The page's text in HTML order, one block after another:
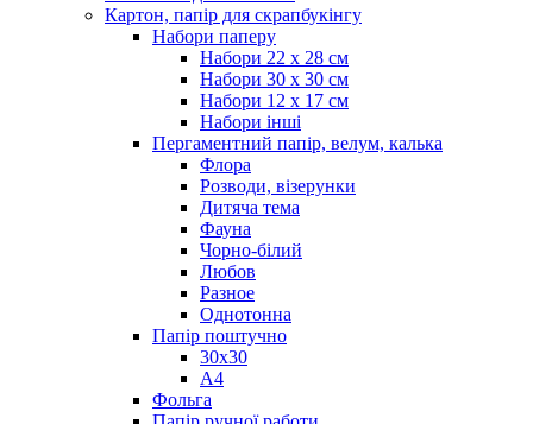
Картон, папір для скрапбукінгу
Набори паперу
Набори 22 х 28 см
Набори 30 х 30 см
Набори 12 х 17 см
Набори інші
Пергаментний папір, велум, калька
Флора
Розводи, візерунки
Дитяча тема
Фауна
Чорно-білий
Любов
Разное
Однотонна
Папір поштучно
30х30
А4
Фольга